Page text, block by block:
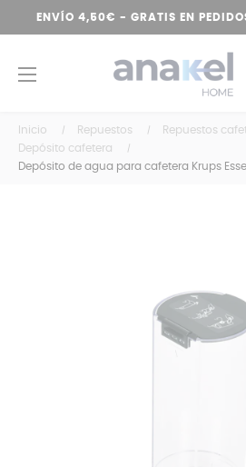
ENVÍO 4,50€ - GRATIS EN
Navegación
☰
Inicio Repuestos
Repuestos
Depósito cafetera
Depósito de agua para cafetera Krups